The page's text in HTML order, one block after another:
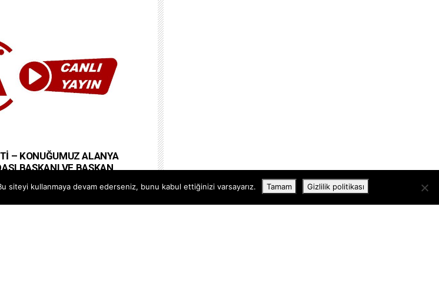
– KONUĞUMUZ ALANYA
BAŞKANI VE BAŞKAN
siteyi kullanmaya devam ederseniz, bunu kabul ettiğinizi varsayarız. Tamam Gizlilik politikası